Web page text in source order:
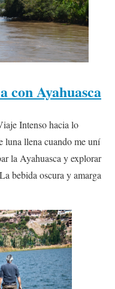
Ayahuasca
Intenso hacia lo
luna llena cuando me uní
la Ayahuasca y explorar
bebida oscura y amarga